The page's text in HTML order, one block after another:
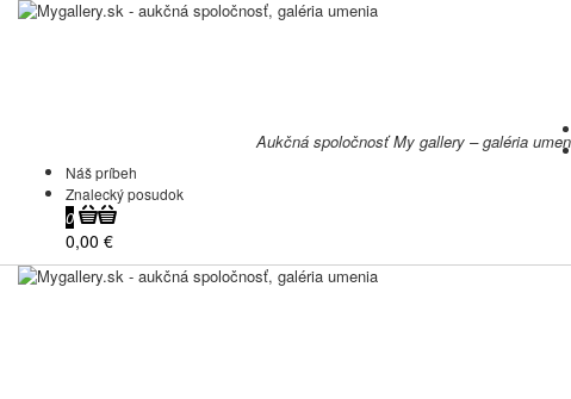
Aukčná spoločnosť My gallery – galéria
Náš príbeh
Znalecký posudok
0
0,00 €